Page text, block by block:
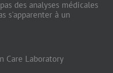
des analyses médicales
s'apparenter à un
Care Laboratory